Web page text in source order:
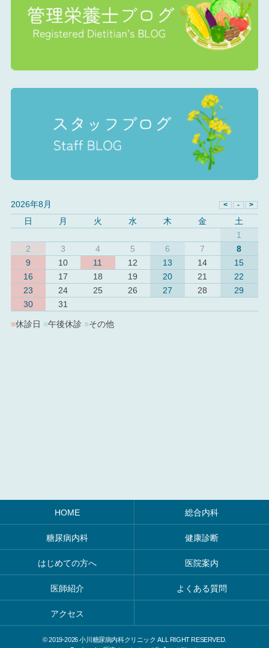
2026年8月
日
月 火 水 木 金
土
1
2
3 4 5 6 7
8
9
10 11 12 13 14
15
16
17 18 19 20 21
22
23
24 25 26 27 28
29
30
31
■休診日 ■午後休診 その他
HOME 総合内科
糖尿病内科 健康診断
はじめての方へ 医院案内
医師紹介 よくある質問
アクセス
© 2019-2026 小川糖尿病内科クリニック ALL RIGHT RESERVED.